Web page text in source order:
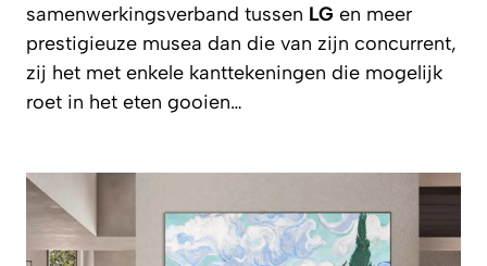
samenwerkingsverband tussen LG en meer
prestigieuze musea dan die van zijn concurrent,
zij het met enkele kanttekeningen die mogelijk
roet in het eten gooien…